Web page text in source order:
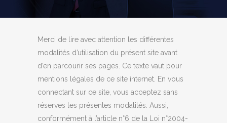
Merci de lire avec attention les différentes
modalités d’utilisation du présent site avant
d’en parcourir ses pages. Ce texte vaut pour
mentions légales de ce site internet. En vous
connectant sur ce site, vous acceptez sans
réserves les présentes modalités. Aussi,
conformément à l’article n°6 de la Loi n°2004-